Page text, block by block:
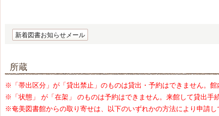
新着図書お知らせメール
所蔵
※「帯出区分」が「貸出禁止」のものは貸出・予約はできません。
※「状態」 が「在架」 のものは予約はできません。来館して貸出手
※奄美図書館からの取り寄せは、以下のいずれかの方法により申請し